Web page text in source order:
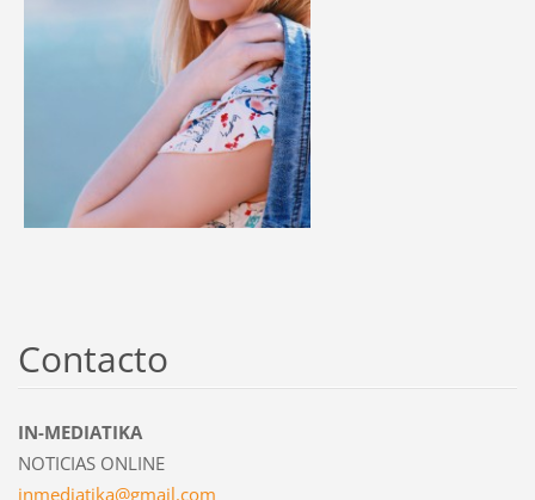
Contacto
IN-MEDIATIKA
NOTICIAS ONLINE
inmediatika@gmail.com